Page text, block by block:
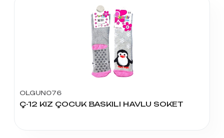
OLGUN076
Ç-12 KIZ ÇOCUK BASKILI HAVLU SOKET